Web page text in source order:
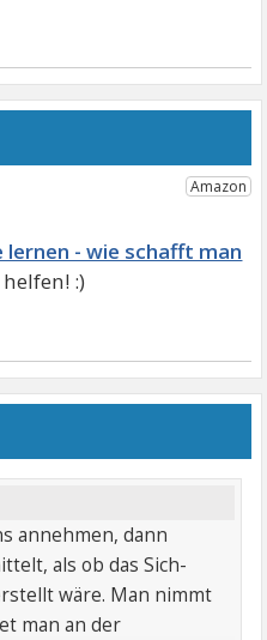
lernen - wie schafft man
annehmen, dann
als ob das Sich-
wäre. Man nimmt
man an der